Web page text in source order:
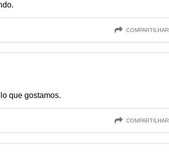
COMPARTILHAR
que gostamos.
COMPARTILHAR